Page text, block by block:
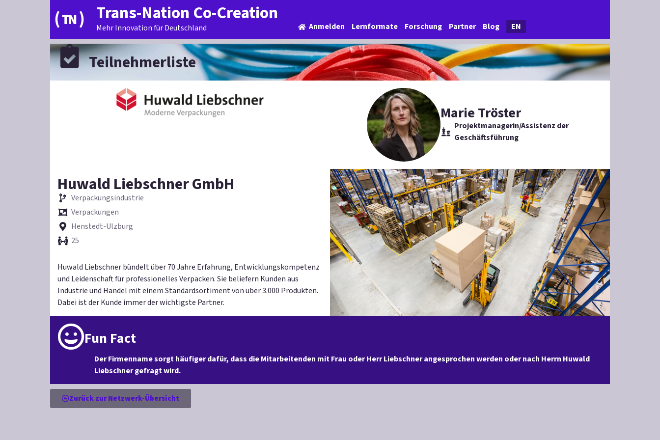
Trans-Nation Co-Creation
Mehr Innovation für Deutschland Anmelden Lernformate Forschung Partner Blog EN
Teilnehmerliste
Marie Tröster
Projektmanagerin/Assistenz der
Geschäftsführung
Huwald Liebschner GmbH
Verpackungsindustrie
Verpackungen
Henstedt-Ulzburg
25
Huwald Liebschner bündelt über 70 Jahre Erfahrung, Entwicklungskompetenz
und Leidenschaft für professionelles Verpacken. Sie beliefern Kunden aus
Industrie und Handel mit einem Standardsortiment von über 3.000 Produkten.
Dabei ist der Kunde immer der wichtigste Partner.
Fun Fact
Der Firmenname sorgt häufiger dafür, dass die Mitarbeitenden mit Frau oder Herr Liebschner angesprochen werden oder nach Herrn Huwald
Liebschner gefragt wird.
Zurück zur Netzwerk-Übersicht